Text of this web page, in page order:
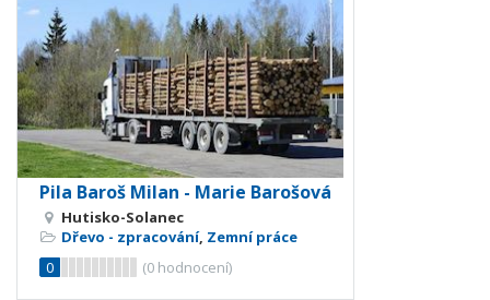
Pila Baroš Milan - Marie Barošová
Hutisko-Solanec
Dřevo - zpracování, Zemní práce
0
(0 hodnocení)